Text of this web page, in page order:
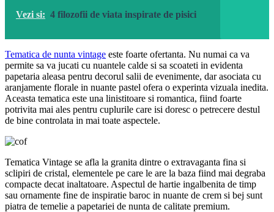
Vezi si: 4 filozofii de viata inspirate de pisici
Tematica de nunta vintage este foarte ofertanta. Nu numai ca va
permite sa va jucati cu nuantele calde si sa scoateti in evidenta
papetaria aleasa pentru decorul salii de evenimente, dar asociata cu
aranjamente florale in nuante pastel ofera o experinta vizuala inedita.
Aceasta tematica este una linistitoare si romantica, fiind foarte
potrivita mai ales pentru cuplurile care isi doresc o petrecere destul
de bine controlata in mai toate aspectele.
Tematica Vintage se afla la granita dintre o extravaganta fina si
sclipiri de cristal, elementele pe care le are la baza fiind mai degraba
compacte decat inaltatoare. Aspectul de hartie ingalbenita de timp
sau ornamente fine de inspiratie baroc in nuante de crem si bej sunt
piatra de temelie a papetariei de nunta de calitate premium.